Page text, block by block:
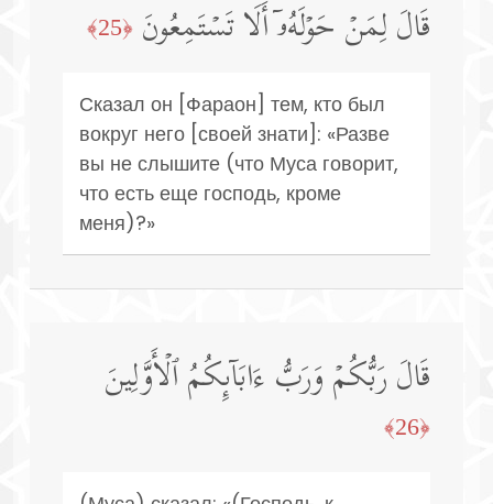
قَالَ لِمَنۡ حَوۡلَهُۥۤ أَلَا تَسۡتَمِعُونَ ﴿25﴾
Сказал он [Фараон] тем, кто был
вокруг него [своей знати]: «Разве
вы не слышите (что Муса говорит,
что есть еще господь, кроме
меня)?»
قَالَ رَبُّكُمۡ وَرَبُّ ءَابَاۤىِٕكُمُ ٱلۡأَوَّلِینَ
﴿26﴾